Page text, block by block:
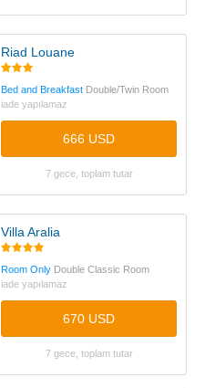
Riad Louane
Bed and Breakfast Double/Twin Room
iade yapılamaz
666 USD
7 gece, toplam tutar
Villa Aralia
Room Only Double Classic Room
iade yapılamaz
670 USD
7 gece, toplam tutar